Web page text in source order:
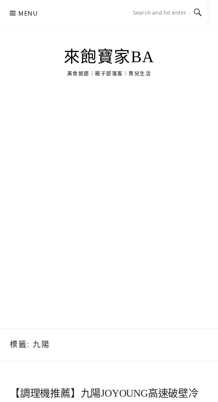
MENU
來飽寶家BA
美食旅遊｜親子部落客｜育兒生活
標籤: 九陽
【調理機推薦】九陽JOYOUNG高速破壁冷